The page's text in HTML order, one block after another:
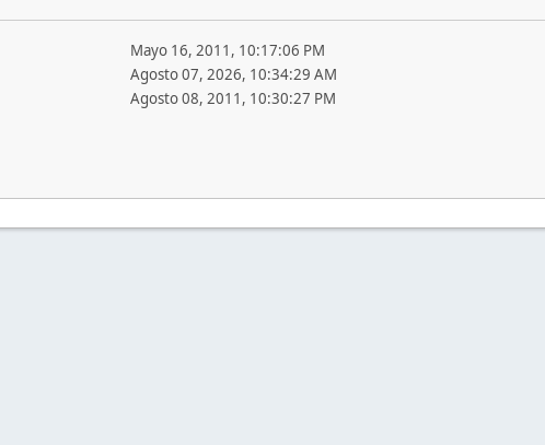
Mayo 16, 2011, 10:17:06 PM
Agosto 07, 2026, 10:34:29 AM
Agosto 08, 2011, 10:30:27 PM